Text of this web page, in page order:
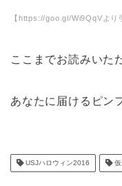
【https://goo.gl/Wi9QqVより
ここまでお読みいた
あなたに届けるピン
USJハロウィン2016 仮